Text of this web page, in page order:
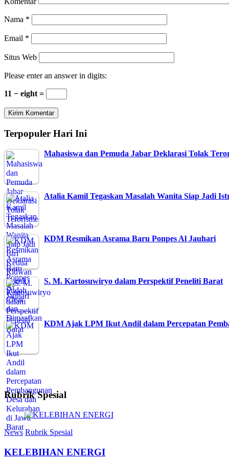
Nama *
Email *
Situs Web
Please enter an answer in digits:
11 − eight =
Terpopuler Hari Ini
Mahasiswa dan Pemuda Jabar Deklarasi Tolak
Atalia Kamil Tegaskan Masalah Wanita Siap Jadi
KDM Resmikan Asrama Baru Ponpes Al Jauhari
S. M. Kartosuwiryo dalam Perspektif Peneliti Barat
KDM Ajak LPM Ikut Andil dalam Percepatan
Rubrik Spesial
News Rubrik Spesial
KELEBIHAN ENERGI